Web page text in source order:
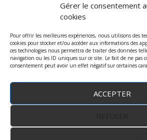
Gérer le consentement
cookies
Pour offrir les meilleures expériences, nous utilisons des
cookies pour stocker et/ou accéder aux informations des
ces technologies nous permettra de traiter des données
navigation ou les ID uniques sur ce site. Le fait de ne pas
consentement peut avoir un effet négatif sur certaines
ACCEPTER
lorcana
protège
terre trois unlock
Copyright © 2023